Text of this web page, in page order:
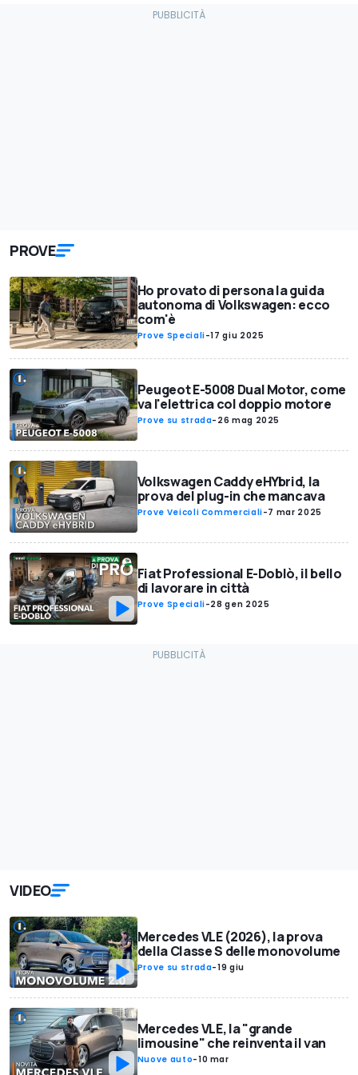
PROVE
Ho provato di persona la guida
autonoma di Volkswagen: ecco
com'è
Prove Speciali-17 giu 2025
Peugeot E-5008 Dual Motor, come
va l'elettrica col doppio motore
Prove su strada- 26 mag 2025
Volkswagen Caddy eHYbrid, la
prova del plug-in che mancava
Prove Veicoli Commerciali-7 mar 2025
Fiat Professional E-Doblò, il bello
di lavorare in città
Prove Speciali-28 gen 2025
VIDEO
Mercedes VLE (2026), la prova
della Classe S delle monovolume
Prove su strada-19 giu
Mercedes VLE, la "grande
limousine" che reinventa il van
Nuove auto-10 mar